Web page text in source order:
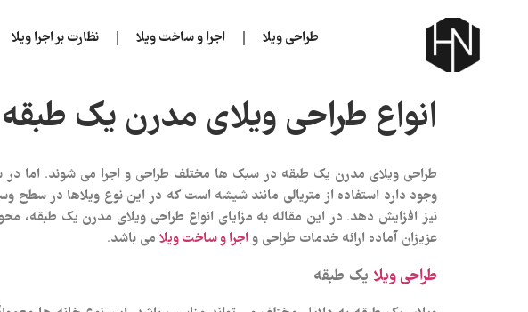
طراحی ویلا اجرا و ساخت ویلا نظارت بر اجرا ویلا
انواع طراحی ویلای مدرن یک طبقه
طراحی ویلای مدرن یک طبقه در سبک ها مختلف طراحی و اجرا می شوند. اما
وجود دارد استفاده از متریالی مانند شیشه است که در این نوع ویلاها در سطح
نیز افزایش دهد. در این مقاله به مزایای انواع طراحی ویلای مدرن یک
عزیزان آماده ارائه خدمات طراحی و اجرا و ساخت ویلا می باشد.
طراحی ویلا یک طبقه